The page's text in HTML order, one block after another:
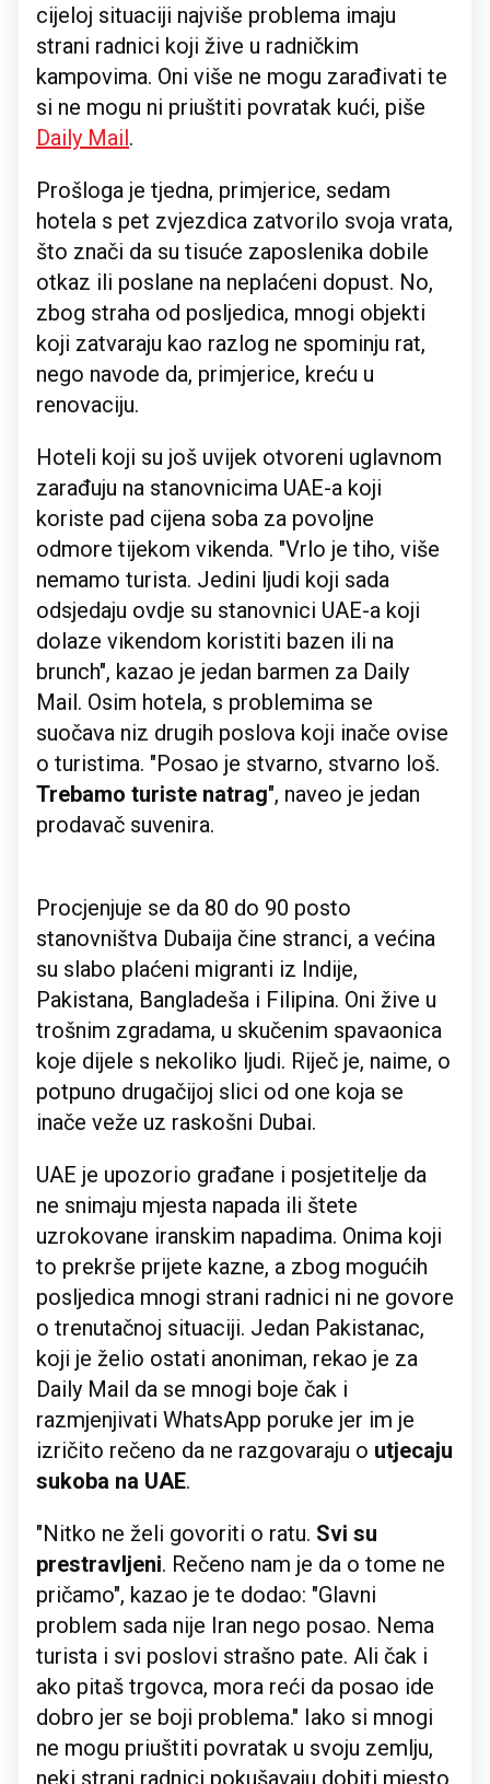
cijeloj situaciji najviše problema imaju
strani radnici koji žive u radničkim
kampovima. Oni više ne mogu zarađivati te
si ne mogu ni priuštiti povratak kući, piše
Daily Mail.
Prošloga je tjedna, primjerice, sedam
hotela s pet zvjezdica zatvorilo svoja vrata,
što znači da su tisuće zaposlenika dobile
otkaz ili poslane na neplaćeni dopust. No,
zbog straha od posljedica, mnogi objekti
koji zatvaraju kao razlog ne spominju rat,
nego navode da, primjerice, kreću u
renovaciju.
Hoteli koji su još uvijek otvoreni uglavnom
zarađuju na stanovnicima UAE-a koji
koriste pad cijena soba za povoljne
odmore tijekom vikenda. "Vrlo je tiho, više
nemamo turista. Jedini ljudi koji sada
odsjedaju ovdje su stanovnici UAE-a koji
dolaze vikendom koristiti bazen ili na
brunch", kazao je jedan barmen za Daily
Mail. Osim hotela, s problemima se
suočava niz drugih poslova koji inače ovise
o turistima. "Posao je stvarno, stvarno loš.
Trebamo turiste natrag", naveo je jedan
prodavač suvenira.
Procjenjuje se da 80 do 90 posto
stanovništva Dubaija čine stranci, a većina
su slabo plaćeni migranti iz Indije,
Pakistana, Bangladeša i Filipina. Oni žive u
trošnim zgradama, u skučenim spavaonica
koje dijele s nekoliko ljudi. Riječ je, naime, o
potpuno drugačijoj slici od one koja se
inače veže uz raskošni Dubai.
UAE je upozorio građane i posjetitelje da
ne snimaju mjesta napada ili štete
uzrokovane iranskim napadima. Onima koji
to prekrše prijete kazne, a zbog mogućih
posljedica mnogi strani radnici ni ne govore
o trenutačnoj situaciji. Jedan Pakistanac,
koji je želio ostati anoniman, rekao je za
Daily Mail da se mnogi boje čak i
razmjenjivati WhatsApp poruke jer im je
izričito rečeno da ne razgovaraju o utjecaju
sukoba na UAE.
"Nitko ne želi govoriti o ratu. Svi su
prestravljeni. Rečeno nam je da o tome ne
pričamo", kazao je te dodao: "Glavni
problem sada nije Iran nego posao. Nema
turista i svi poslovi strašno pate. Ali čak i
ako pitaš trgovca, mora reći da posao ide
dobro jer se boji problema." Iako si mnogi
ne mogu priuštiti povratak u svoju zemlju,
neki strani radnici pokušavaju dobiti mjesto